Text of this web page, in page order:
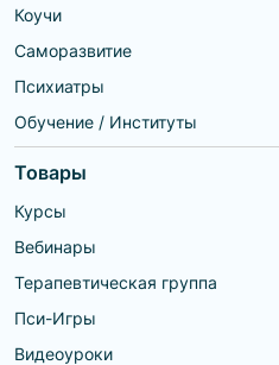
обида, тревога, самооценка,
неуверенность, комплексы,
стресс) Цели (отношения/
Коучи
Саморазвитие
Психиатры
Обучение / Институты
Товары
Курсы
Вебинары
Терапевтическая группа
Пси-Игры
Видеоуроки